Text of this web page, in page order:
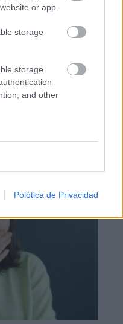
or app.
storage
storage
and other
Polótica de Privacidad
sencillos consejos